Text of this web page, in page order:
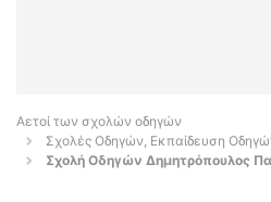
Αετοί των σχολών οδηγών
Σχολές Οδηγών, Εκπαίδευση
Σχολή Οδηγών Δημητρόπουλος